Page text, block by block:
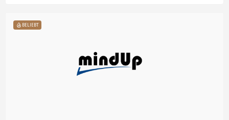
BELIEBT